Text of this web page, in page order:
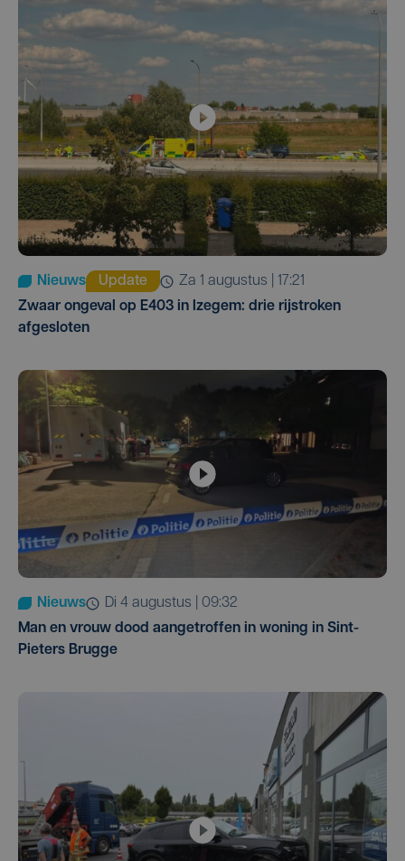
Nieuws Update
za 1 augustus | 17:21
Zwaar ongeval op E403 in Izegem: drie rijstroken
afgesloten
Nieuws
di 4 augustus | 09:32
Man en vrouw dood aangetroffen in woning in Sint-
Pieters Brugge